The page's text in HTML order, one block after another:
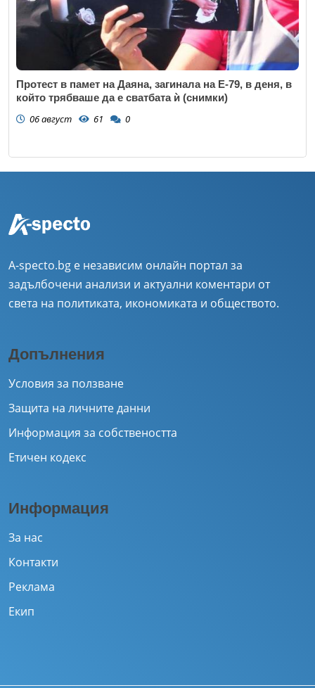
Протест в памет на Даяна, загинала на Е-79, в деня, в
който трябваше да е сватбата ѝ (снимки)
06 август 61 0
A-specto.bg е независим онлайн портал за
задълбочени анализи и актуални коментари от
света на политиката, икономиката и обществото.
Допълнения
Условия за ползване
Защита на личните данни
Информация за собствеността
Етичен кодекс
Информация
За нас
Контакти
Реклама
Екип